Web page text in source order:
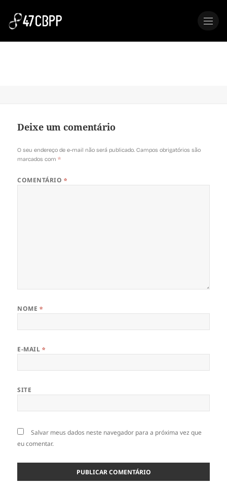
MENU
Deixe um comentário
O seu endereço de e-mail não será publicado. Campos obrigatórios são
marcados com*
COMENTÁRIO *
NOME *
E-MAIL *
SITE
Salvar meus dados neste navegador para a próxima vez que
eu comentar.